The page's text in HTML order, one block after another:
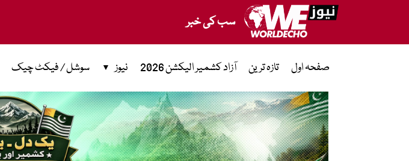
سب کی خبر
صفحہ اول تازہ ترین آزاد کشمیر الیکشن 2026 نیوز سوشل / فیکٹ چیک